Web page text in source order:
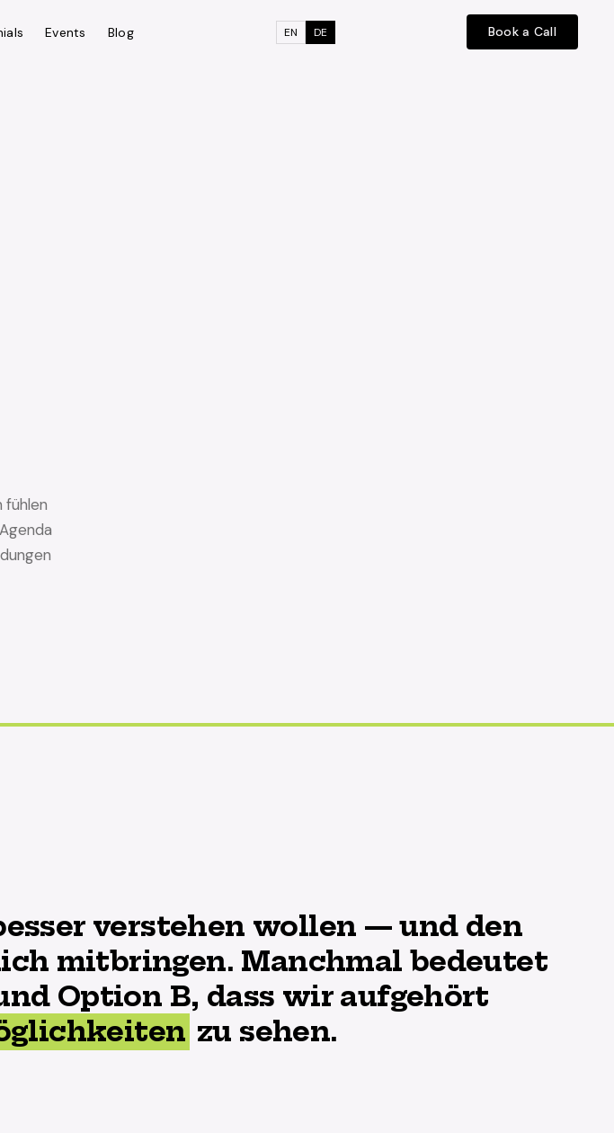
Events Blog EN DE Book a Call
fühlen
verstehen wollen — und den
mitbringen. Manchmal bedeutet
Option B, dass wir aufgehört
zu sehen.